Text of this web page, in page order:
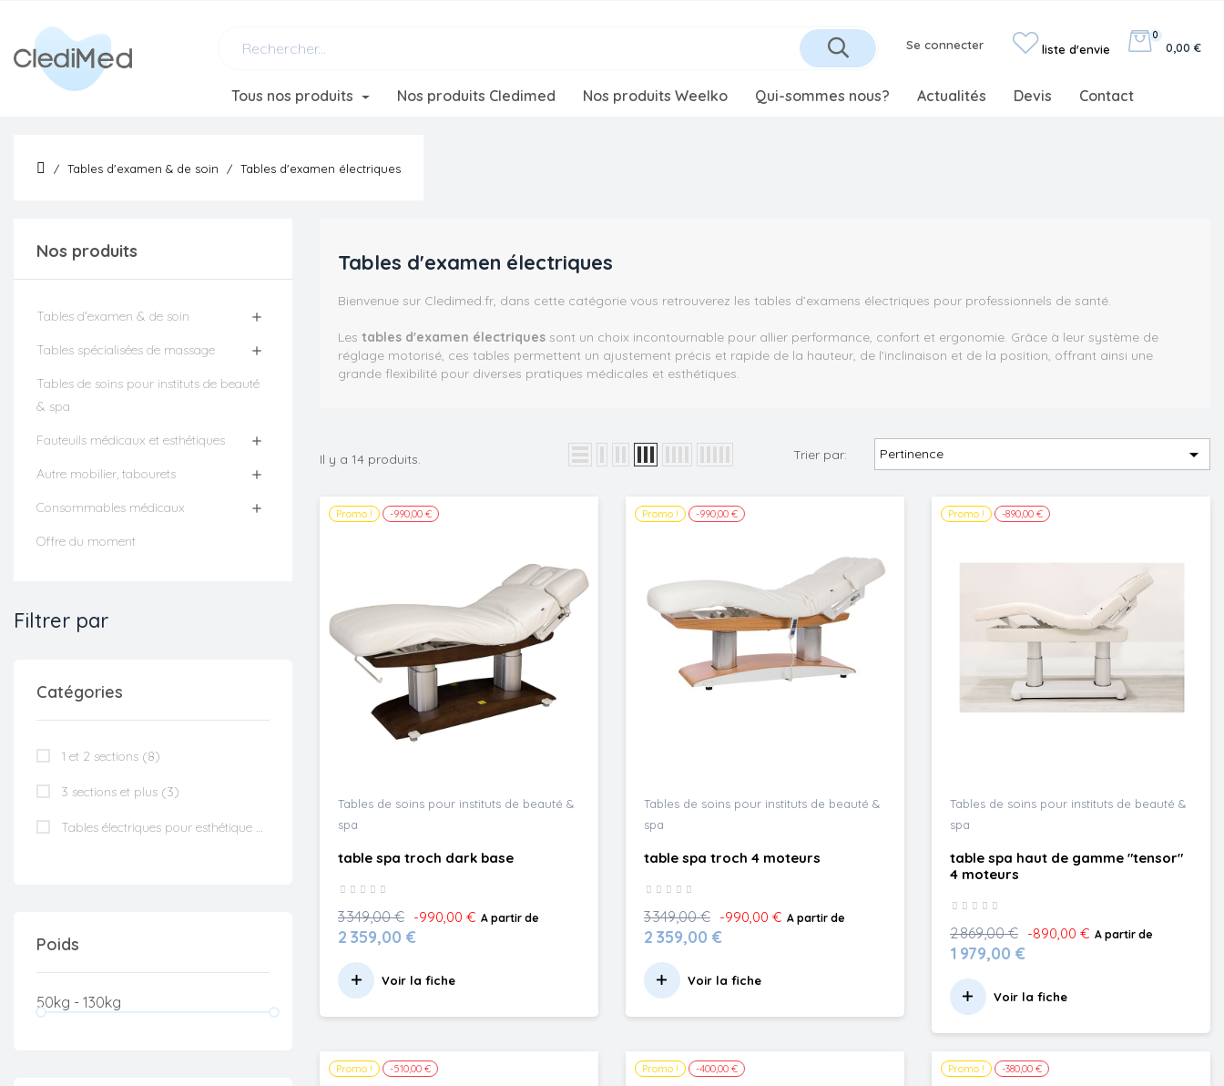
Se connecter liste d'envie
0
0,00 €
Tous nos produits Nos produits Cledimed Nos produits Weelko Qui-sommes nous? Actualités Devis Contact
Tables d'examen & de soin Tables d'examen électriques
Nos produits
Tables d'examen & de soin 
Tables spécialisées de massage 
Tables de soins pour instituts de beauté
& spa
Fauteuils médicaux et esthétiques 
Autre mobilier, tabourets 
Consommables médicaux 
Offre du moment
Filtrer par
Catégories
1 et 2 sections (8)
3 sections et plus (3)
Tables électriques pour esthétique
(2)
Poids
50kg - 130kg
Tables d'examen électriques
Bienvenue sur Cledimed.fr, dans cette catégorie vous retrouverez les tables d’examens électriques pour professionnels de santé.
Les tables d'examen électriques sont un choix incontournable pour allier performance, confort et ergonomie. Grâce à leur système de
réglage motorisé, ces tables permettent un ajustement précis et rapide de la hauteur, de l'inclinaison et de la position, offrant ainsi une
grande flexibilité pour diverses pratiques médicales et esthétiques.
Il y a 14 produits. Trier par: Pertinence 
Promo ! -990,00 €
Tables de soins pour instituts de beauté &
spa
table spa troch dark base
3 349,00 € -990,00 € A partir de
2 359,00 €
Voir la fiche
Promo ! -990,00 €
Tables de soins pour instituts de beauté &
spa
table spa troch 4 moteurs
3 349,00 € -990,00 € A partir de
2 359,00 €
Voir la fiche
Promo ! -890,00 €
Tables de soins pour instituts de beauté &
spa
table spa haut de gamme "tensor"
4 moteurs
2 869,00 € -890,00 € A partir de
1 979,00 €
Voir la fiche
Promo ! -510,00 € Promo ! -400,00 € Promo ! -380,00 €